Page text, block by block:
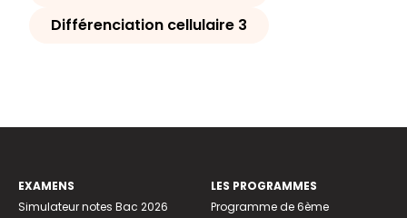
Différenciation cellulaire 3
EXAMENS
Simulateur notes Bac 2026
LES PROGRAMMES
Programme de 6ème